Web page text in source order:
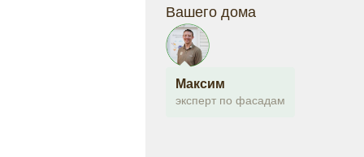
Вашего дома
Максим
эксперт по фасадам